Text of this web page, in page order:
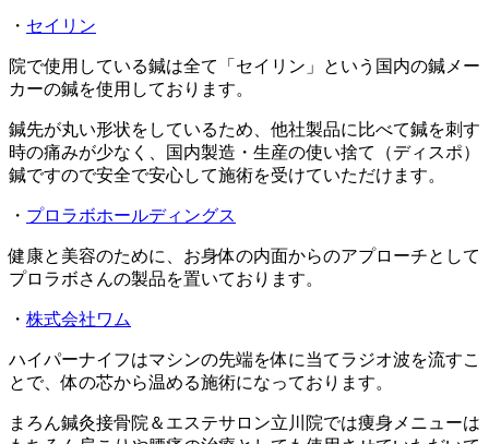
・ セイリン
院で使用している鍼は全て「セイリン」という国内の鍼メー
カーの鍼を使用しております。
鍼先が丸い形状をしているため、他社製品に比べて鍼を刺す
時の痛みが少なく、国内製造・生産の使い捨て（ディスポ）
鍼ですので安全で安心して施術を受けていただけます。
・ プロラボホールディングス
健康と美容のために、お身体の内面からのアプローチとして
プロラボさんの製品を置いております。
・ 株式会社ワム
ハイパーナイフはマシンの先端を体に当てラジオ波を流すこ
とで、体の芯から温める施術になっております。
まろん鍼灸接骨院＆エステサロン立川院では痩身メニューは